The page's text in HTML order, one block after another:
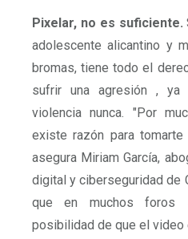
Pixelar, no es suficiente.
adolescente alicantino y
bromas, tiene todo el
sufrir una agresión ,
violencia nunca. "Por
existe razón para
asegura Miriam García,
digital y ciberseguridad de
que en muchos foros
posibilidad de que el